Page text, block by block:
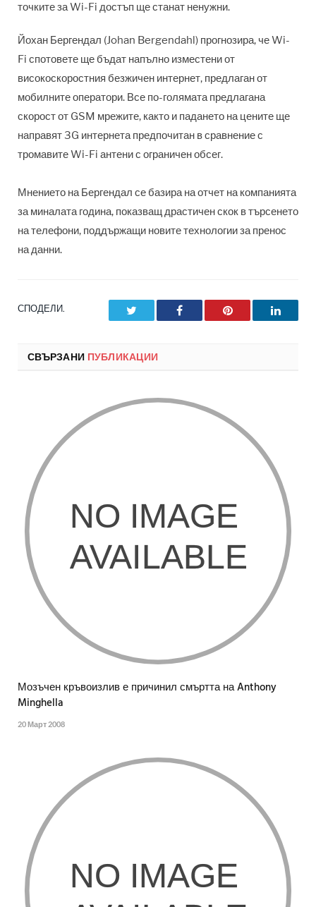
точките за Wi-Fi достъп ще станат ненужни.
Йохан Бергендал (Johan Bergendahl) прогнозира, че Wi-
Fi спотовете ще бъдат напълно изместени от
високоскоростния безжичен интернет, предлаган от
мобилните оператори. Все по-голямата предлагана
скорост от GSM мрежите, както и падането на цените ще
направят 3G интернета предпочитан в сравнение с
тромавите Wi-Fi антени с ограничен обсег.
Мнението на Бергендал се базира на отчет на компанията
за миналата година, показващ драстичен скок в търсенето
на телефони, поддържащи новите технологии за пренос
на данни.
СПОДЕЛИ. Facebook Pinterest
СВЪРЗАНИ ПУБЛИКАЦИИ
Мозъчен кръвоизлив е причинил смъртта на Anthony
Minghella
20 Март 2008